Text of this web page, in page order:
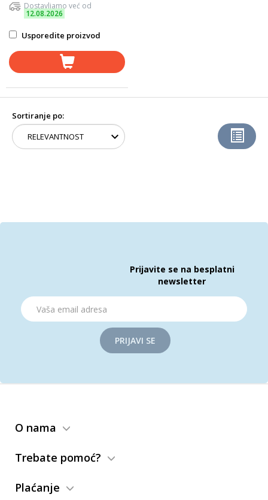
Dostavljamo već od
12.08.2026
Usporedite proizvod
Sortiranje po:
Prijavite se na besplatni
newsletter
PRIJAVI SE
O nama
Trebate pomoć?
Plaćanje